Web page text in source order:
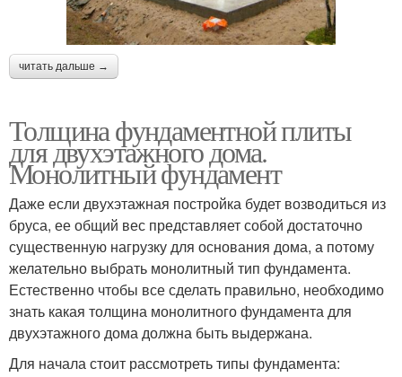
читать дальше →
Толщина фундаментной плиты
для двухэтажного дома.
Монолитный фундамент
Даже если двухэтажная постройка будет возводиться из
бруса, ее общий вес представляет собой достаточно
существенную нагрузку для основания дома, а потому
желательно выбрать монолитный тип фундамента.
Естественно чтобы все сделать правильно, необходимо
знать какая толщина монолитного фундамента для
двухэтажного дома должна быть выдержана.
Для начала стоит рассмотреть типы фундамента: